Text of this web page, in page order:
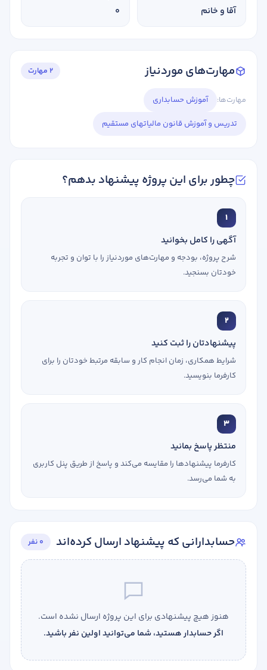
آقا و خانم 0
مهارت‌های موردنیاز 2 مهارت
مهارت‌ها:
آموزش حسابداری
تدریس و آموزش قانون مالیاتهای مستقیم
چطور برای این پروژه پیشنهاد بدهم؟
1
آگهی را کامل بخوانید
شرح پروژه، بودجه و مهارت‌های موردنیاز را با توان و تجربه
خودتان بسنجید.
2
پیشنهادتان را ثبت کنید
شرایط همکاری، زمان انجام کار و سابقه مرتبط خودتان را برای
کارفرما بنویسید.
3
منتظر پاسخ بمانید
کارفرما پیشنهادها را مقایسه می‌کند و پاسخ از طریق پنل کاربری
به شما می‌رسد.
حسابدارانی که پیشنهاد ارسال کرده‌اند 0 نفر
هنوز هیچ پیشنهادی برای این پروژه ارسال نشده است.
اگر حسابدار هستید، شما می‌توانید اولین نفر باشید.